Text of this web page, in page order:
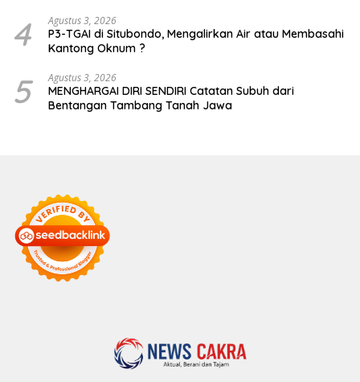
4 Agustus 3, 2026
P3-TGAI di Situbondo, Mengalirkan Air atau Membasahi
Kantong Oknum ?
5 Agustus 3, 2026
MENGHARGAI DIRI SENDIRI Catatan Subuh dari
Bentangan Tambang Tanah Jawa